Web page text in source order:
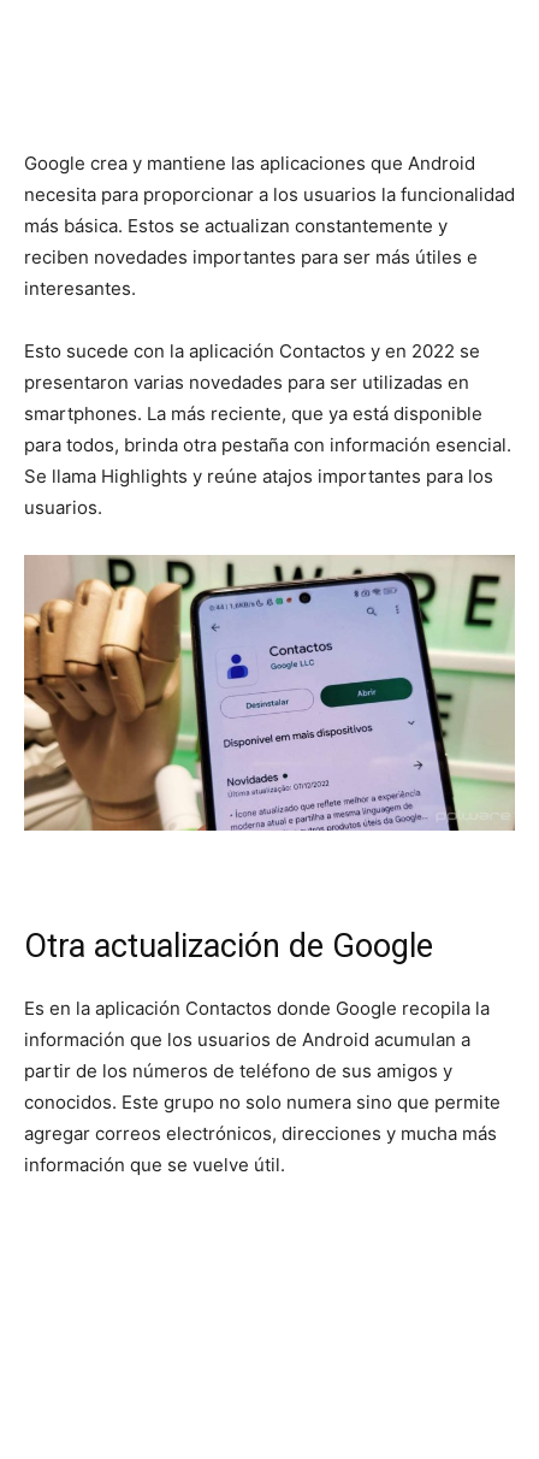
Google crea y mantiene las aplicaciones que Android
necesita para proporcionar a los usuarios la funcionalidad
más básica. Estos se actualizan constantemente y
reciben novedades importantes para ser más útiles e
interesantes.
Esto sucede con la aplicación Contactos y en 2022 se
presentaron varias novedades para ser utilizadas en
smartphones. La más reciente, que ya está disponible
para todos, brinda otra pestaña con información esencial.
Se llama Highlights y reúne atajos importantes para los
usuarios.
Otra actualización de Google
Es en la aplicación Contactos donde Google recopila la
información que los usuarios de Android acumulan a
partir de los números de teléfono de sus amigos y
conocidos. Este grupo no solo numera sino que permite
agregar correos electrónicos, direcciones y mucha más
información que se vuelve útil.